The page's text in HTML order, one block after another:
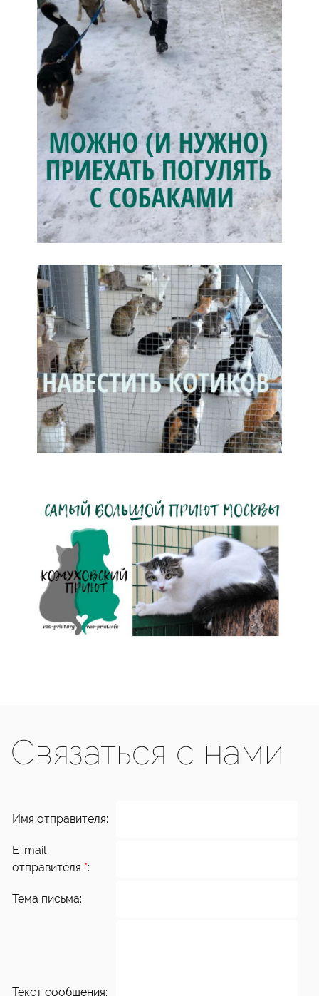
Связаться с нами
Имя отправителя:
E-mail
отправителя *:
Тема письма:
Текст сообщения: